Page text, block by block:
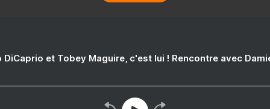
DiCaprio et Tobey Maguire, c'est lui ! Rencontre avec